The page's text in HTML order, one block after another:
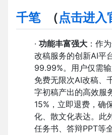
千笔（点击进入
· 功能丰富强大 ：作
改稿服务的创新AI平
99.99%。用户仅需
免费无限次AI改稿、
字初稿产出的高效服
15%，立即退费，确
化、散文化表达。此
任务书、答辩PPT等